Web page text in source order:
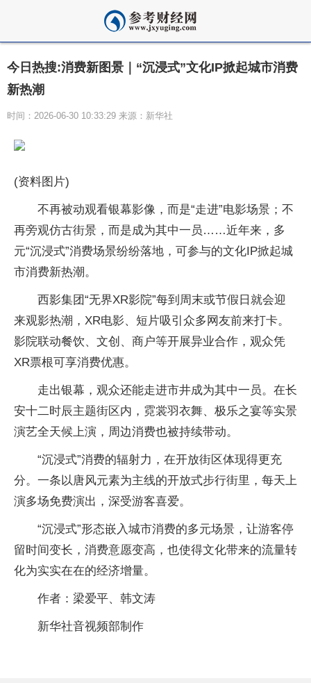
今日热搜:消费新图景｜“沉浸式”文化IP掀起城市消费
新热潮
时间：2026-06-30 10:33:29 来源：新华社
(资料图片)
不再被动观看银幕影像，而是“走进”电影场景；不
再旁观仿古街景，而是成为其中一员……近年来，多
元“沉浸式”消费场景纷纷落地，可参与的文化IP掀起城
市消费新热潮。
西影集团“无界XR影院”每到周末或节假日就会迎
来观影热潮，XR电影、短片吸引众多网友前来打卡。
影院联动餐饮、文创、商户等开展异业合作，观众凭
XR票根可享消费优惠。
走出银幕，观众还能走进市井成为其中一员。在长
安十二时辰主题街区内，霓裳羽衣舞、极乐之宴等实景
演艺全天候上演，周边消费也被持续带动。
“沉浸式”消费的辐射力，在开放街区体现得更充
分。一条以唐风元素为主线的开放式步行街里，每天上
演多场免费演出，深受游客喜爱。
“沉浸式”形态嵌入城市消费的多元场景，让游客停
留时间变长，消费意愿变高，也使得文化带来的流量转
化为实实在在的经济增量。
作者：梁爱平、韩文涛
新华社音视频部制作